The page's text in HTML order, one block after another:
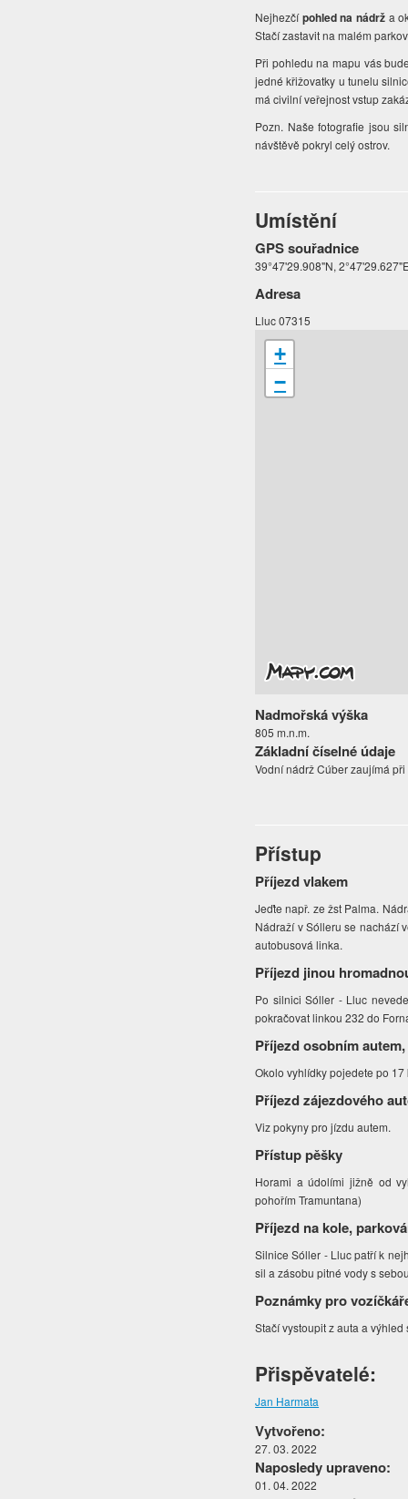
Nejhezčípohled na nádrž a
Stačí zastavit na malém
Při pohledu na mapu vás
jedné křižovatky u tunelu
má civilní veřejnost vstup
Pozn. Naše fotografie jsou
návštěvě pokryl celý ostrov.
Umístění
GPS souřadnice
39°47'29.908"N,
Adresa
Lluc 07315
+
−
Nadmořská výška
805 m.n.m.
Základní číselné údaje
Vodní nádrž Cúber zaujímá
Přístup
Příjezd vlakem
Jeďte např. ze žst Palma.
Nádraží v Sólleru se nachází
autobusová linka.
Příjezd jinou
Po silnici Sóller - Lluc
pokračovat linkou 232 do
Příjezd osobním
Okolo vyhlídky pojedete po
Příjezd zájezdového
Viz pokyny pro jízdu autem.
Přístup pěšky
Horami a údolími jižně od
pohořím Tramuntana)
Příjezd na kole,
Silnice Sóller - Lluc patří k
sil a zásobu pitné vody s
Poznámky pro
Stačí vystoupit z auta a
Přispěvatelé:
Jan Harmata
Vytvořeno:
27. 03. 2022
Naposledy upraveno:
01. 04. 2022